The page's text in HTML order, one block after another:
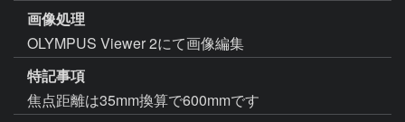
画像処理
OLYMPUS Viewer 2にて画像編集
特記事項
焦点距離は35mm換算で600mmです